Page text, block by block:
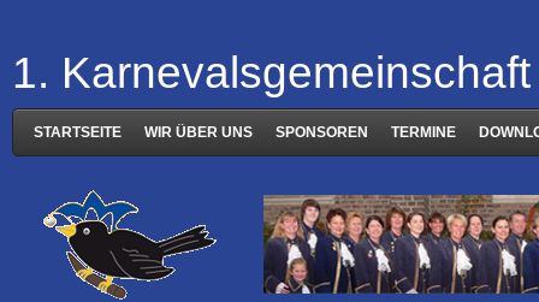
1.
STARTSEITE WIR ÜBER UNS SPONSOREN TERMINE